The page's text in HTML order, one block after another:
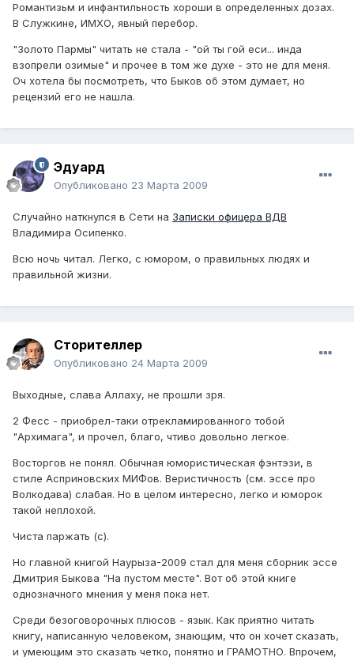
Романтизьм и инфантильность хороши в определенных дозах.
В Служкине, ИМХО, явный перебор.
"Золото Пармы" читать не стала - "ой ты гой еси... инда
взопрели озимые" и прочее в том же духе - это не для меня.
Оч хотела бы посмотреть, что Быков об этом думает, но
рецензий его не нашла.
Эдуард
Опубликовано 23 Марта 2009
Случайно наткнулся в Сети на Записки офицера ВДВ
Владимира Осипенко.
Всю ночь читал. Легко, с юмором, о правильных людях и
правильной жизни.
Сторителлер
Опубликовано 24 Марта 2009
Выходные, слава Аллаху, не прошли зря.
2 Фесс - приобрел-таки отрекламированного тобой
"Архимага", и прочел, благо, чтиво довольно легкое.
Восторгов не понял. Обычная юмористическая фэнтэзи, в
стиле Асприновских МИФов. Веристичность (см. эссе про
Волкодава) слабая. Но в целом интересно, легко и юморок
такой неплохой.
Чиста паржать (с).
Но главной книгой Наурыза-2009 стал для меня сборник эссе
Дмитрия Быкова "На пустом месте". Вот об этой книге
однозначного мнения у меня пока нет.
Среди безоговорочных плюсов - язык. Как приятно читать
книгу, написанную человеком, знающим, что он хочет сказать,
и умеющим это сказать четко, понятно и ГРАМОТНО. Впрочем,